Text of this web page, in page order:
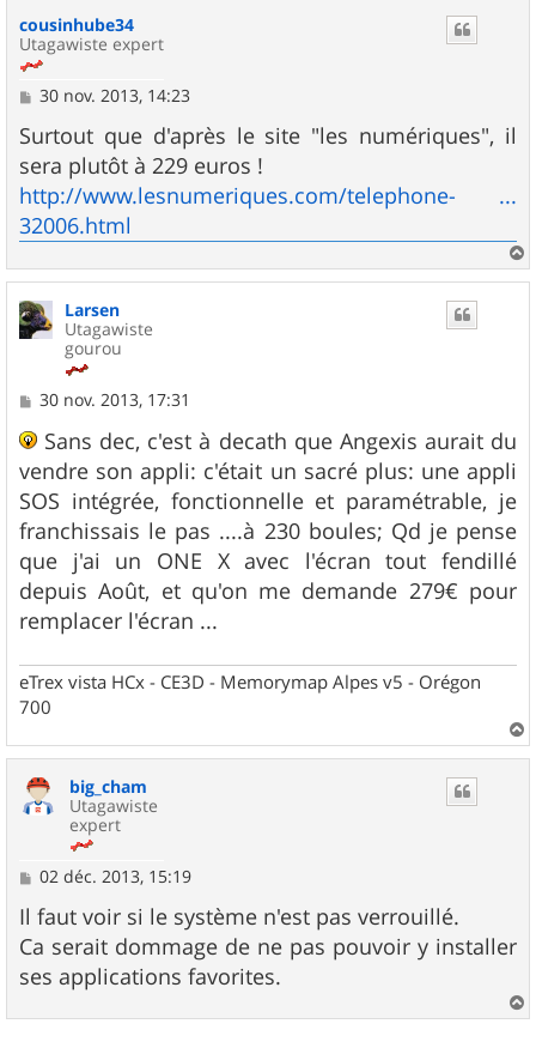
cousinhube34
Utagawiste expert
M
s
s
a
g
e
30 nov. 2013, 14:23
Surtout que d'après le site "les numériques", il
sera plutôt à 229 euros !
http://www.lesnumeriques.com/telephone- ...
32006.html
a
Larsen
Utagawiste
gourou
M
s
a
g
e
30 nov. 2013, 17:31
Sans dec, c'est à decath que Angexis aurait du
vendre son appli: c'était un sacré plus: une appli
SOS intégrée, fonctionnelle et paramétrable, je
franchissais le pas ....à 230 boules; Qd je pense
que j'ai un ONE X avec l'écran tout fendillé
depuis Août, et qu'on me demande 279€ pour
remplacer l'écran ...
eTrex vista HCx - CE3D - Memorymap Alpes v5 - Orégon
700
a
big_cham
Utagawiste
expert
M
s
s
a
g
e
02 déc. 2013, 15:19
Il faut voir si le système n'est pas verrouillé.
Ca serait dommage de ne pas pouvoir y installer
ses applications favorites.
a